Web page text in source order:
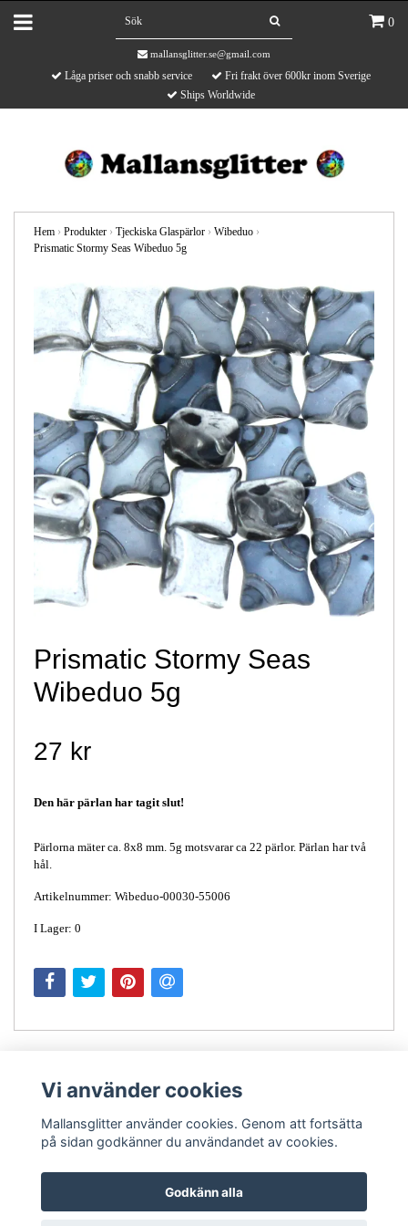
0
mallansglitter.se@gmail.com
Låga priser och snabb service
Fri frakt över 600kr inom Sverige
Ships Worldwide
Hem › Produkter › Tjeckiska Glaspärlor › Wibeduo ›
Prismatic Stormy Seas Wibeduo 5g
Prismatic Stormy Seas
Wibeduo 5g
27 kr
Den här pärlan har tagit slut!
Pärlorna mäter ca. 8x8 mm. 5g motsvarar ca 22 pärlor. Pärlan har två
hål.
Artikelnummer: Wibeduo-00030-55006
I Lager: 0
Vi använder cookies
Mallansglitter använder cookies. Genom att fortsätta
på sidan godkänner du användandet av cookies.
Godkänn alla